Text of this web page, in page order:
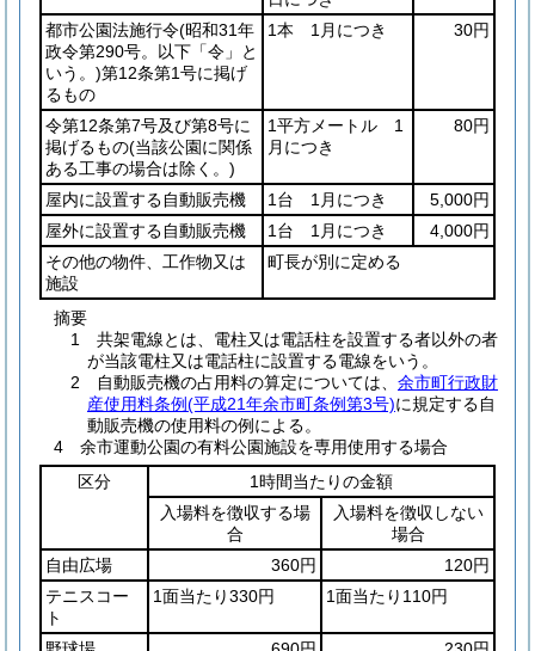
都市公園法施行令(昭和31年
政令第290号。以下「令」と
いう。)第12条第1号に掲げ
るもの
1本 1月につき 30円
令第12条第7号及び第8号に
掲げるもの(当該公園に関係
ある工事の場合は除く。)
1平方メートル 1
月につき
80円
屋内に設置する自動販売機 1台 1月につき
5,000円
屋外に設置する自動販売機
1台 1月につき
4,000円
その他の物件、工作物又は
施設
町長が別に定める
摘要
1 共架電線とは、電柱又は電話柱を設置する者以外の者
が当該電柱又は電話柱に設置する電線をいう。
2 自動販売機の占用料の算定については、 余市町行政財
産使用料条例(平成21年余市町条例第3号)に規定する自
動販売機の使用料の例による。
4 余市運動公園の有料公園施設を専用使用する場合
区分
1時間当たりの金額
入場料を徴収する場
合
入場料を徴収しない
場合
自由広場
360円
120円
テニスコー
ト
1面当たり330円 1面当たり110円